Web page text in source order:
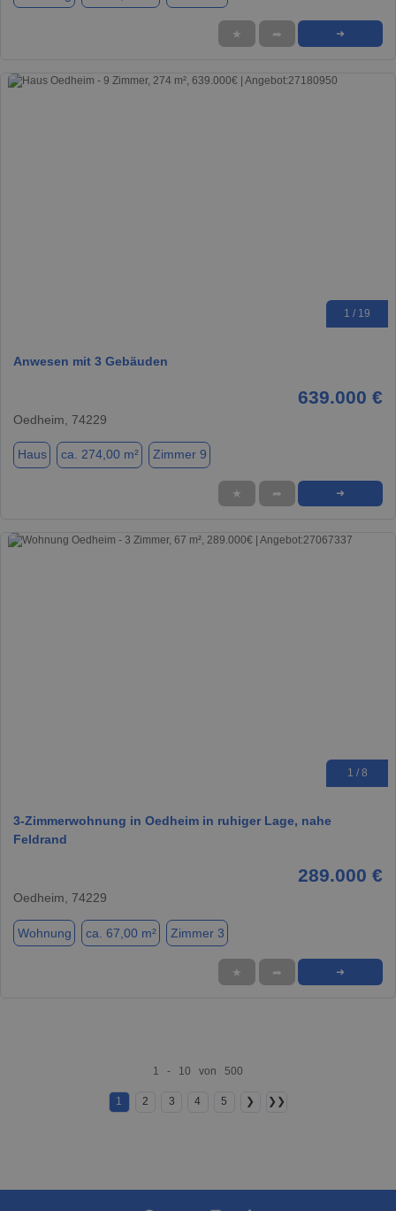
★ ➦ ➜
1 / 19
Anwesen mit 3 Gebäuden
639.000 €
Oedheim, 74229
Haus ca. 274,00 m² Zimmer 9
★ ➦ ➜
1 / 8
3-Zimmerwohnung in Oedheim in ruhiger Lage, nahe
Feldrand
289.000 €
Oedheim, 74229
Wohnung ca. 67,00 m² Zimmer 3
★ ➦ ➜
1 - 10 von 500
1 2 3 4 5 ❯ ❯❯